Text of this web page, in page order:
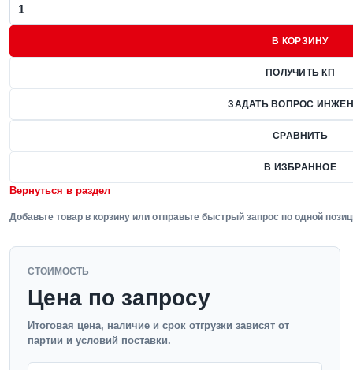
В КОРЗИНУ
ПОЛУЧИТЬ КП
ЗАДАТЬ ВОПРОС
СРАВНИТЬ
В ИЗБРАННОЕ
Вернуться в раздел
Добавьте товар в корзину или отправьте быстрый запрос по одной
СТОИМОСТЬ
Цена по запросу
Итоговая цена, наличие и срок отгрузки зависят от
партии и условий поставки.